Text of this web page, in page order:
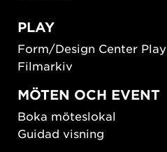
PLAY
Form/Design Center Play
Filmarkiv
MÖTEN OCH EVENT
Boka möteslokal
Guidad visning